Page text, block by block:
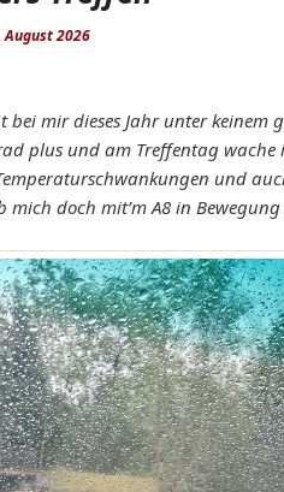
August 2026
bei mir dieses Jahr unter keinem
plus und am Treffentag
und
mich doch mit’m A8 in Bewegung